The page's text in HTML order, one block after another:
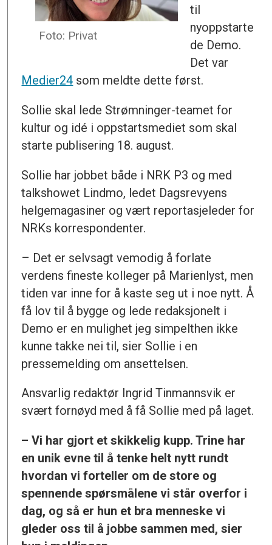
Foto: Privat
til
nyoppstarte
de Demo.
Det var
Medier24 som meldte dette først.
Sollie skal lede Strømninger-teamet for
kultur og idé i oppstartsmediet som skal
starte publisering 18. august.
Sollie har jobbet både i NRK P3 og med
talkshowet Lindmo, ledet Dagsrevyens
helgemagasiner og vært reportasjeleder for
NRKs korrespondenter.
– Det er selvsagt vemodig å forlate
verdens fineste kolleger på Marienlyst, men
tiden var inne for å kaste seg ut i noe nytt. Å
få lov til å bygge og lede redaksjonelt i
Demo er en mulighet jeg simpelthen ikke
kunne takke nei til, sier Sollie i en
pressemelding om ansettelsen.
Ansvarlig redaktør Ingrid Tinmannsvik er
svært fornøyd med å få Sollie med på laget.
– Vi har gjort et skikkelig kupp. Trine har
en unik evne til å tenke helt nytt rundt
hvordan vi forteller om de store og
spennende spørsmålene vi står overfor i
dag, og så er hun et bra menneske vi
gleder oss til å jobbe sammen med, sier